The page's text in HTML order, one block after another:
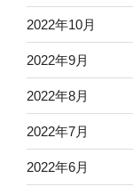
2022年10月
2022年9月
2022年8月
2022年7月
2022年6月